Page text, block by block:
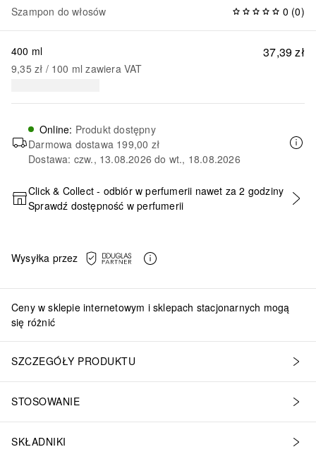
Szampon do włosów 0 (0)
37,39 zł
400 ml
9,35 zł / 100 ml zawiera VAT
Online: Produkt dostępny
Darmowa dostawa 199,00 zł
Dostawa: czw., 13.08.2026 do wt., 18.08.2026
DODAJ DO KOSZYKA
Click & Collect - odbiór w perfumerii nawet za 2 godziny
Sprawdź dostępność w perfumerii
Wysyłka przez
Ceny w sklepie internetowym i sklepach stacjonarnych mogą
się różnić
SZCZEGÓŁY PRODUKTU
STOSOWANIE
SKŁADNIKI